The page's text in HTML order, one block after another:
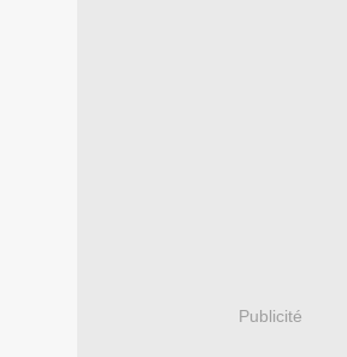
Publicité